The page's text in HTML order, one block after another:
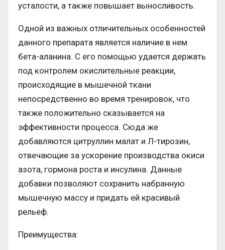
усталости, а также повышает выносливость.
Одной из важных отличительных особенностей
данного препарата является наличие в нем
бета-аланина. С его помощью удается держать
под контролем окислительные реакции,
происходящие в мышечной ткани
непосредственно во время тренировок, что
также положительно сказывается на
эффективности процесса. Сюда же
добавляются цитруллин малат и Л-тирозин,
отвечающие за ускорение производства окиси
азота, гормона роста и инсулина. Данные
добавки позволяют сохранить набранную
мышечную массу и придать ей красивый
рельеф.
Преимущества: